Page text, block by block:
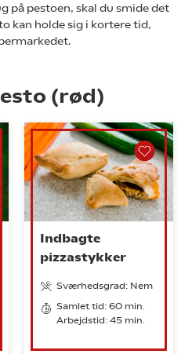
på pestoen, skal du smide det
kan holde sig i kortere tid,
(rød)
Indbagte
pizzastykker
Sværhedsgrad: Nem
Samlet tid: 60 min.
Arbejdstid: 45 min.